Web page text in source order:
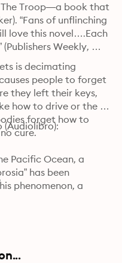
Troop—a book that
“Fans of unflinching
love this novel….Each
Weekly,
is decimating
people to forget
they left their keys,
how to drive or the
forget how to
cure.
Pacific Ocean, a
has been
phenomenon, a
eight miles under
goes
through the
perhaps to
(Audiolibro):